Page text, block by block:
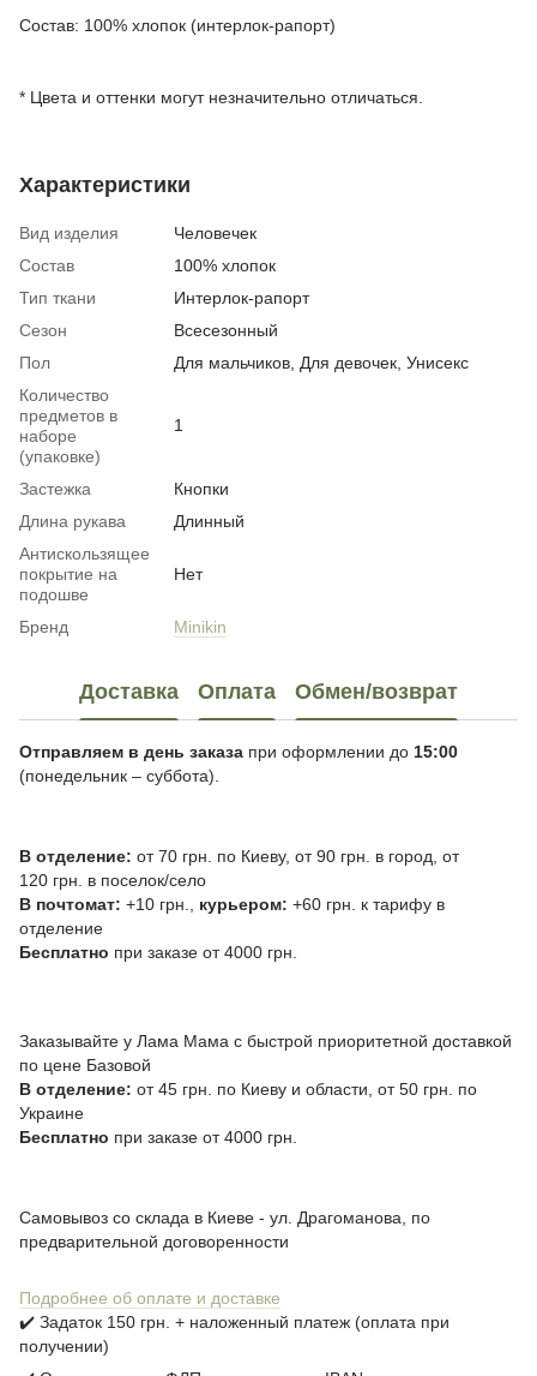
Состав: 100% хлопок (интерлок-рапорт)
* Цвета и оттенки могут незначительно отличаться.
Характеристики
Вид изделия
Человечек
Состав
100% хлопок
Тип ткани
Интерлок-рапорт
Сезон
Всесезонный
Пол
Для мальчиков, Для девочек, Унисекс
Количество
предметов в
наборе
(упаковке)
1
Застежка
Кнопки
Длина рукава
Длинный
Антискользящее
покрытие на
подошве
Нет
Бренд Minikin
Доставка Оплата Обмен/возврат
Отправляем в день заказа при оформлении до 15:00
(понедельник – суббота).
В отделение: от 70 грн. по Киеву, от 90 грн. в город, от
120 грн. в поселок/село
В почтомат: +10 грн., курьером: +60 грн. к тарифу в
отделение
Бесплатно при заказе от 4000 грн.
Заказывайте у Лама Мама с быстрой приоритетной доставкой
по цене Базовой
В отделение: от 45 грн. по Киеву и области, от 50 грн. по
Украине
Бесплатно при заказе от 4000 грн.
Самовывоз со склада в Киеве - ул. Драгоманова, по
предварительной договоренности
Подробнее об оплате и доставке
✔️ Задаток 150 грн. + наложенный платеж (оплата при
получении)